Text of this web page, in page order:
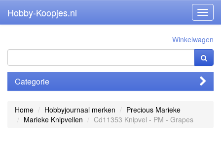
Hobby-Koopjes.nl
Winkelwagen
Categorie
Home Hobbyjournaal merken
Precious Marieke
Marieke Knipvellen
Cd11353 Knipvel - PM - Grapes